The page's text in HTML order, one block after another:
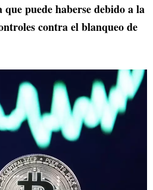
que puede haberse debido a la
contra el blanqueo de